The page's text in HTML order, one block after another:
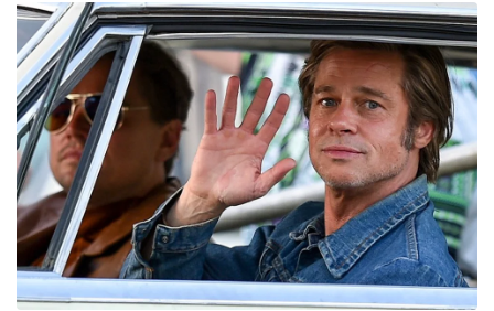
Tags: trade reform
Donald Trump administration
retaliatory tariffs
export restrictions
global supply chains
Donald Trump tariffs
China trade war
US-China trade tensions
strategic resources
US manufacturing